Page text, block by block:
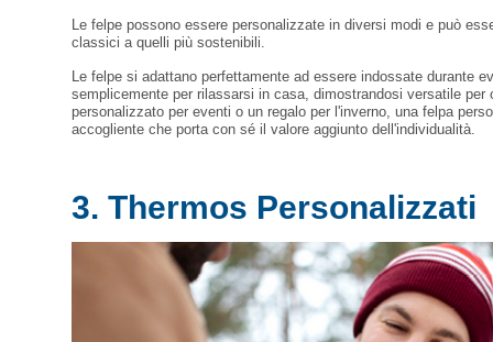
Le felpe possono essere personalizzate in diversi modi e può
classici a quelli più sostenibili.
Le felpe si adattano perfettamente ad essere indossate durante
semplicemente per rilassarsi in casa, dimostrandosi versatile
personalizzato per eventi o un regalo per l'inverno, una felpa
accogliente che porta con sé il valore aggiunto dell'individualità.
3. Thermos Personalizzati